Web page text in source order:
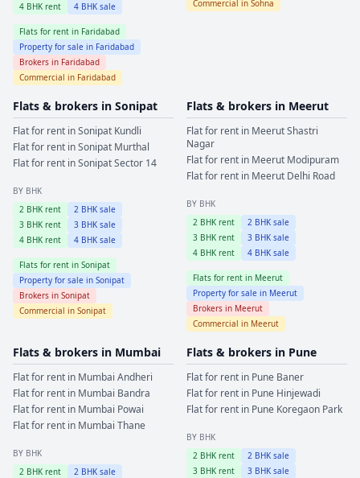
4 BHK rent 4 BHK sale
Flats for rent in Faridabad
Property for sale in Faridabad
Brokers in Faridabad
Commercial in Faridabad
Commercial in Sohna
Flats & brokers in Sonipat
Flat for rent inSonipat Kundli
Flat for rent inSonipat Murthal
Flat for rent inSonipatSector 14
BY BHK
2 BHK rent 2 BHK sale
3 BHK rent 3 BHK sale
4 BHK rent 4 BHK sale
Flats for rent in Sonipat
Property for sale in Sonipat
Brokers in Sonipat
Commercial in Sonipat
Flats & brokers in Meerut
Flat for rent in MeerutShastri
Nagar
Flat for rent in Meerut Modipuram
Flat for rent in Meerut Delhi Road
BY BHK
2 BHK rent 2 BHK sale
3 BHK rent 3 BHK sale
4 BHK rent 4 BHK sale
Flats for rent in Meerut
Property for sale in Meerut
Brokers in Meerut
Commercial in Meerut
Flats & brokers in Mumbai
Flat for rent in Mumbai Andheri
Flat for rent in Mumbai Bandra
Flat for rent in Mumbai Powai
Flat for rent in Mumbai Thane
BY BHK
2 BHK rent 2 BHK sale
Flats & brokers in Pune
Flat for rent in Pune Baner
Flat for rent in Pune Hinjewadi
Flat for rent in Pune Koregaon Park
BY BHK
2 BHK rent 2 BHK sale
3 BHK rent 3 BHK sale